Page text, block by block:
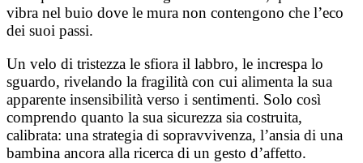
vibra nel buio dove le mura non contengono che l’eco
dei suoi passi.
Un velo di tristezza le sfiora il labbro, le increspa lo
sguardo, rivelando la fragilità con cui alimenta la sua
apparente insensibilità verso i sentimenti. Solo così
comprendo quanto la sua sicurezza sia costruita,
calibrata: una strategia di sopravvivenza, l’ansia di una
bambina ancora alla ricerca di un gesto d’affetto.